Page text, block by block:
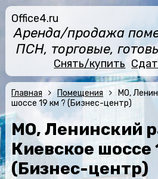
Office4.ru
Аренда/продажа
ПСН, торговые,
Снять/купить
Главная Помещения
МО,
шоссе 19 км ? (Бизнес-центр)
МО, Ленинский
Киевское шоссе
(Бизнес-центр)